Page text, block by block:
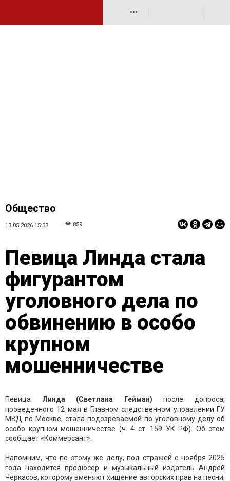
•••
Общество
13.05.2026 15:33 859
Певица Линда стала
фигурантом
уголовного дела по
обвинению в особо
крупном
мошенничестве
Певица Линда (Светлана Гейман)после допроса,
проведенного 12 мая в Главном следственном управлении ГУ
МВД по Москве, стала подозреваемой по уголовному делу об
особо крупном мошенничестве (ч. 4 ст. 159 УК РФ). Об этом
сообщает «Коммерсант».
Напомним, что по этому же делу, под стражей с ноября 2025
года находится продюсер и музыкальный издатель Андрей
Черкасов, которому вменяют хищение авторских прав на песни,